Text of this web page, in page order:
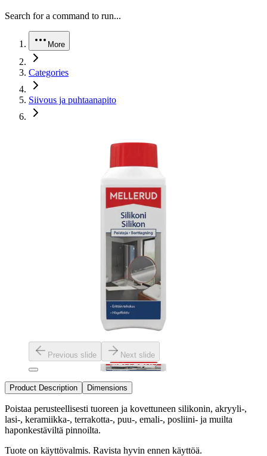
Search for a command to run...
More
Categories
Siivous ja puhtaanapito
Previous slide Next slide
Product Description Dimensions
Poistaa perusteellisesti tuoreen ja kovettuneen silikonin, akryyli-,
lasi-, keramiikka-, terrakotta-, puu-, emali-, posliini- ja muilta
haponkestäviltä pinnoilta.
Tuote on käyttövalmis. Ravista hyvin ennen käyttöä.